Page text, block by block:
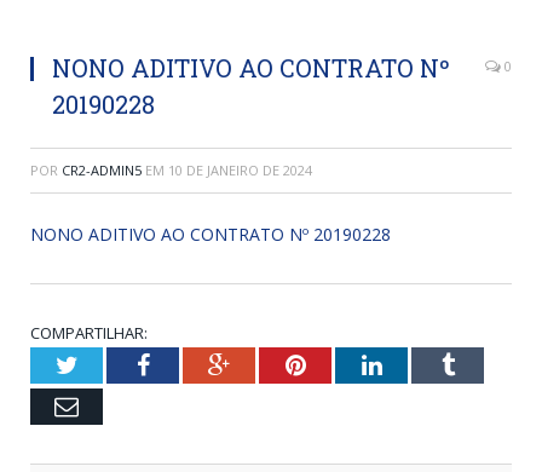
NONO ADITIVO AO CONTRATO Nº
20190228
0
POR CR2-ADMIN5 EM 10 DE JANEIRO DE 2024
NONO ADITIVO AO CONTRATO Nº 20190228
COMPARTILHAR:
TwitterFacebookGoogle+PinterestLinkedInTumblr
Email